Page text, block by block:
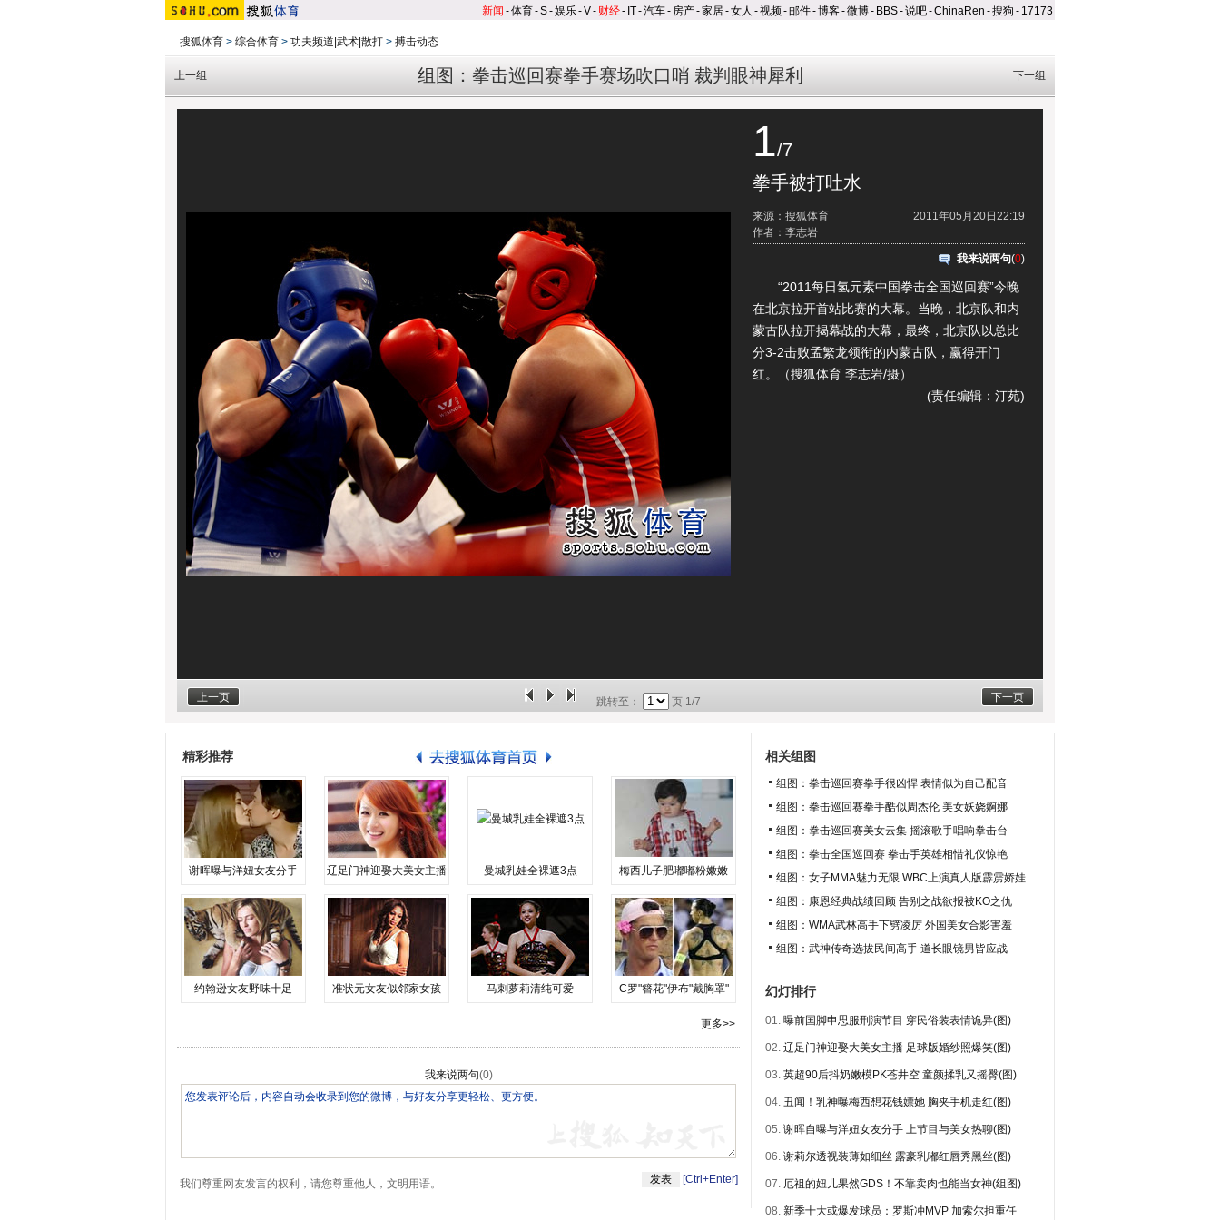
新闻 -体育-S-娱乐-V- 财经- IT-汽车- 房产-家居-女人 -视频-邮件-博客-微博- BBS-说吧-ChinaRen -搜狗 - 17173
搜狐体育 > 综合体育 > 功夫频道|武术|散打 > 搏击动态
组图：拳击巡回赛拳手赛场吹口哨 裁判眼神犀利
上一组 下一组
1/7
拳手被打吐水
2011年05月20日22:19
来源：搜狐体育
作者：李志岩
我来说两句(0)
“2011每日氢元素中国拳击全国巡回赛”今晚
在北京拉开首站比赛的大幕。当晚，北京队和内
蒙古队拉开揭幕战的大幕，最终，北京队以总比
分3-2击败孟繁龙领衔的内蒙古队，赢得开门
红。（搜狐体育 李志岩/摄）
(责任编辑：汀苑)
上一页 下一页
跳转至： 页 1/7
精彩推荐
谢晖曝与洋妞女友分手 辽足门神迎娶大美女主播 曼城乳娃全裸遮3点 梅西儿子肥嘟嘟粉嫩嫩
约翰逊女友野味十足 准状元女友似邻家女孩 马刺萝莉清纯可爱 C罗"簪花"伊布"戴胸罩"
更多>>
我来说两句(0)
我们尊重网友发言的权利，请您尊重他人，文明用语。 [Ctrl+Enter]
相关组图
组图：拳击巡回赛拳手很凶悍 表情似为自己配音
组图：拳击巡回赛拳手酷似周杰伦 美女妖娆婀娜
组图：拳击巡回赛美女云集 摇滚歌手唱响拳击台
组图：拳击全国巡回赛 拳击手英雄相惜礼仪惊艳
组图：女子MMA魅力无限 WBC上演真人版霹雳娇娃
组图：康恩经典战绩回顾 告别之战欲报被KO之仇
组图：WMA武林高手下劈凌厉 外国美女合影害羞
组图：武神传奇选拔民间高手 道长眼镜男皆应战
幻灯排行
01. 曝前国脚申思服刑演节目 穿民俗装表情诡异(图)
02. 辽足门神迎娶大美女主播 足球版婚纱照爆笑(图)
03. 英超90后抖奶嫩模PK苍井空 童颜揉乳又摇臀(图)
04. 丑闻！乳神曝梅西想花钱嫖她 胸夹手机走红(图)
05. 谢晖自曝与洋妞女友分手 上节目与美女热聊(图)
06. 谢莉尔透视装薄如细丝 露豪乳嘟红唇秀黑丝(图)
07. 厄祖的妞儿果然GDS！不靠卖肉也能当女神(组图)
08. 新季十大或爆发球员：罗斯冲MVP 加索尔担重任